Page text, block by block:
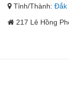
Tỉnh/Thành: Đắk
217 Lê Hồng